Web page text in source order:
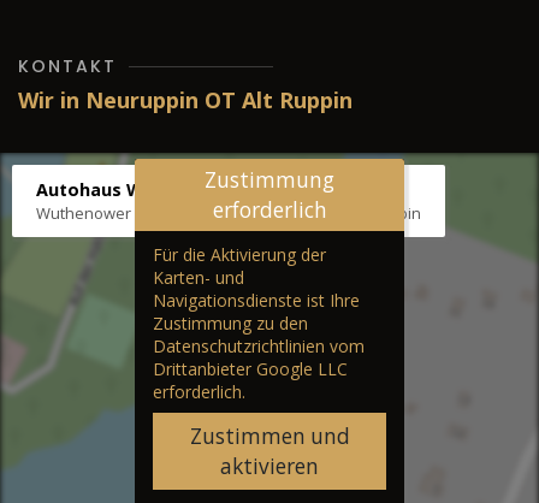
KONTAKT
Wir in Neuruppin OT Alt Ruppin
Autohaus Wernicke
Wuthenower Str. 12b, 16827 Neuruppin OT Alt Ruppin
Zustimmung
erforderlich
Für die Aktivierung der
Karten- und
Navigationsdienste ist Ihre
Zustimmung zu den
Datenschutzrichtlinien vom
Drittanbieter Google LLC
erforderlich.
Zustimmen und
aktivieren